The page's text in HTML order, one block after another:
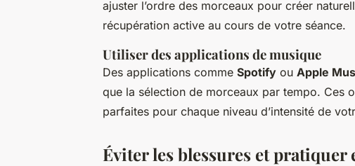
ajuster l’ordre des morceaux pour créer
récupération active au cours de votre séance.
Utiliser des applications de musique
Des applications comme Spotify ou Apple
que la sélection de morceaux par tempo. Ces
parfaites pour chaque niveau d’intensité de
Éviter les blessures et pratiquer